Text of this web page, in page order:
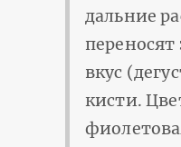
дальние
переносят
вкус
кисти.